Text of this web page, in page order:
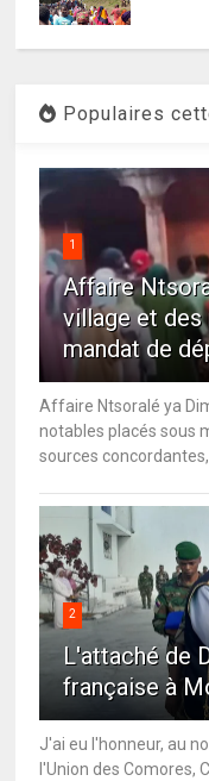
Populaires
1
Affaire
village et
mandat de
Affaire Ntsoralé ya
notables placés sous
sources
2
L'attaché de
française à
J'ai eu l'honneur, au
l'Union des Comores,